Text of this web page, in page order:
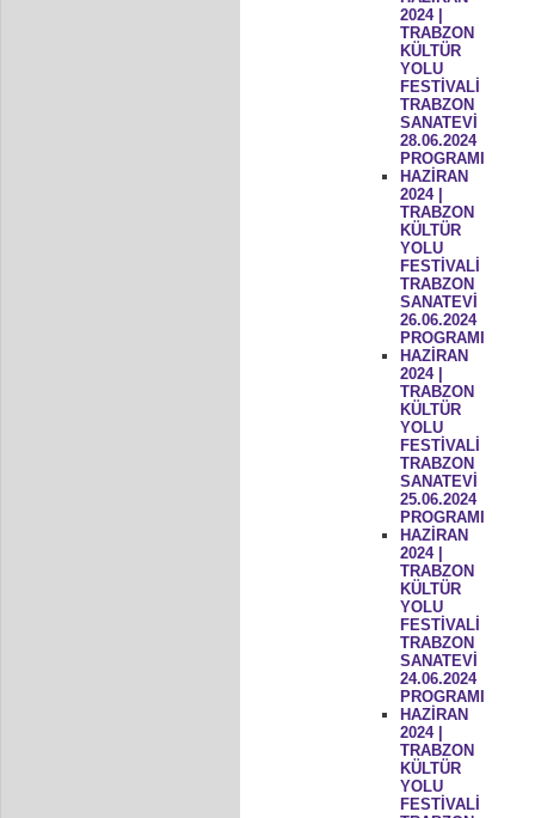
2024 |
TRABZON
KÜLTÜR
YOLU
FESTİVALİ
TRABZON
SANATEVİ
28.06.2024
PROGRAMI
HAZİRAN
2024 |
TRABZON
KÜLTÜR
YOLU
FESTİVALİ
TRABZON
SANATEVİ
26.06.2024
PROGRAMI
HAZİRAN
2024 |
TRABZON
KÜLTÜR
YOLU
FESTİVALİ
TRABZON
SANATEVİ
25.06.2024
PROGRAMI
HAZİRAN
2024 |
TRABZON
KÜLTÜR
YOLU
FESTİVALİ
TRABZON
SANATEVİ
24.06.2024
PROGRAMI
HAZİRAN
2024 |
TRABZON
KÜLTÜR
YOLU
FESTİVALİ